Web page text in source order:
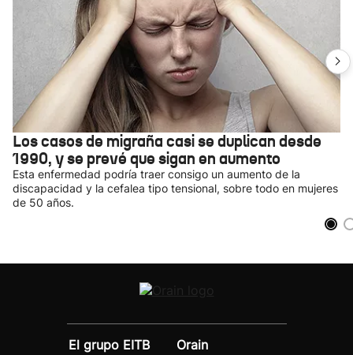
Los casos de migraña casi se duplican desde
1990, y se prevé que sigan en aumento
Esta enfermedad podría traer consigo un aumento de la
discapacidad y la cefalea tipo tensional, sobre todo en mujeres
de 50 años.
El grupo EITB
Orain